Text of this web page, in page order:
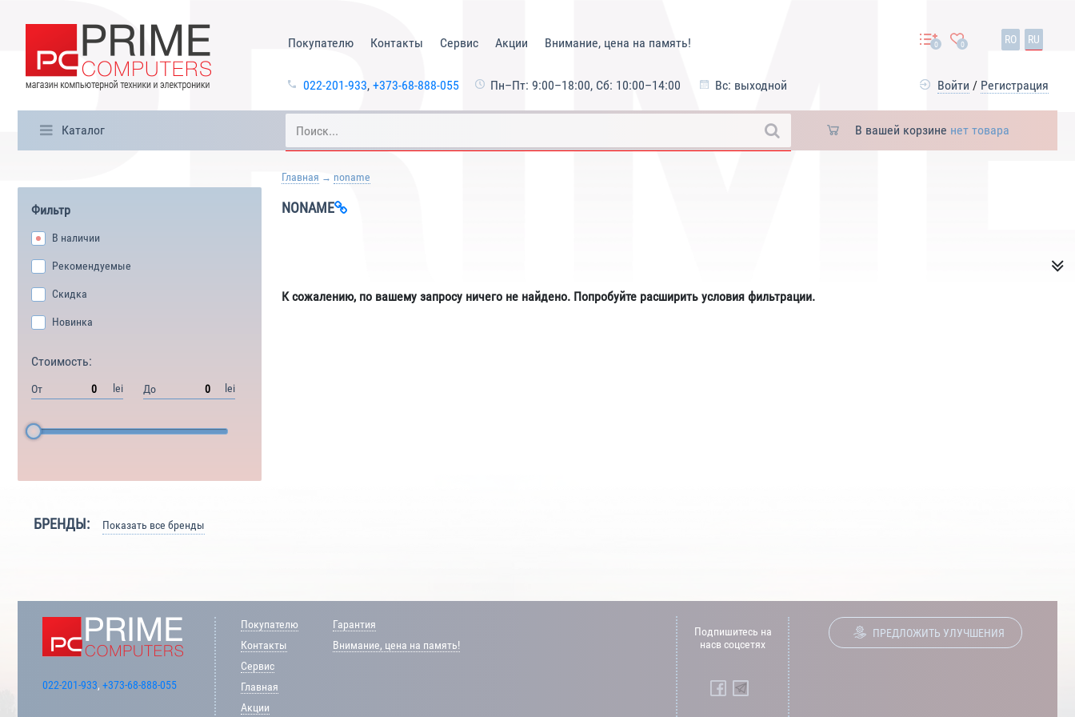
Покупателю Контакты Сервис Акции Внимание, цена на память!
022-201-933, +373-68-888-055 Пн–Пт: 9:00–18:00, Сб: 10:00–14:00 Вс: выходной
0 0 RO RU
Войти / Регистрация
Каталог В вашей корзине нет товара
Фильтр
В наличии
Рекомендуемые
Скидка
Новинка
Стоимость:
От lei До lei
Главная noname
NONAME
К сожалению, по вашему запросу ничего не найдено. Попробуйте расширить условия фильтрации.
БРЕНДЫ: Показать все бренды
022-201-933, +373-68-888-055
Покупателю
Контакты
Сервис
Главная
Акции
Гарантия
Внимание, цена на память!
Подпишитесь на
насв соцсетях
ПРЕДЛОЖИТЬ УЛУЧШЕНИЯ